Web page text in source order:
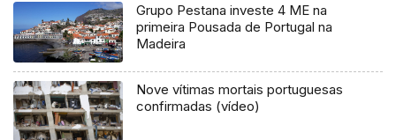
Grupo Pestana investe 4 ME na
primeira Pousada de Portugal na
Madeira
Nove vítimas mortais portuguesas
confirmadas (vídeo)